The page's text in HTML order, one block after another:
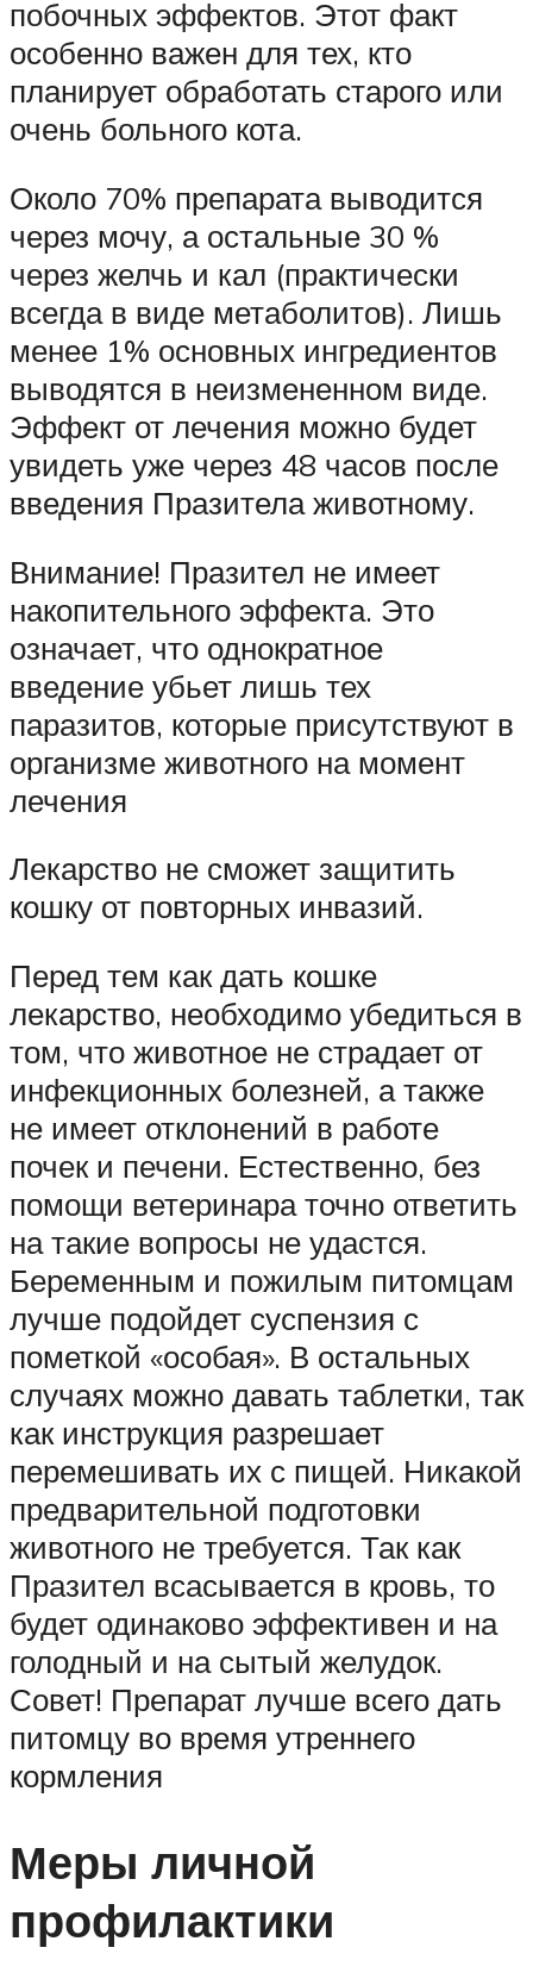
побочных эффектов. Этот факт
особенно важен для тех, кто
планирует обработать старого или
очень больного кота.
Около 70% препарата выводится
через мочу, а остальные 30 %
через желчь и кал (практически
всегда в виде метаболитов). Лишь
менее 1% основных ингредиентов
выводятся в неизмененном виде.
Эффект от лечения можно будет
увидеть уже через 48 часов после
введения Празитела животному.
Внимание! Празител не имеет
накопительного эффекта. Это
означает, что однократное
введение убьет лишь тех
паразитов, которые присутствуют в
организме животного на момент
лечения
Лекарство не сможет защитить
кошку от повторных инвазий.
Перед тем как дать кошке
лекарство, необходимо убедиться в
том, что животное не страдает от
инфекционных болезней, а также
не имеет отклонений в работе
почек и печени. Естественно, без
помощи ветеринара точно ответить
на такие вопросы не удастся.
Беременным и пожилым питомцам
лучше подойдет суспензия с
пометкой «особая». В остальных
случаях можно давать таблетки, так
как инструкция разрешает
перемешивать их с пищей. Никакой
предварительной подготовки
животного не требуется. Так как
Празител всасывается в кровь, то
будет одинаково эффективен и на
голодный и на сытый желудок.
Совет! Препарат лучше всего дать
питомцу во время утреннего
кормления
Меры личной
профилактики